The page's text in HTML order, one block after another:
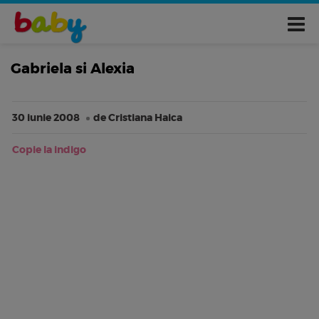
Gabriela si Alexia
30 iunie 2008 de Cristiana Haica
Copie la indigo